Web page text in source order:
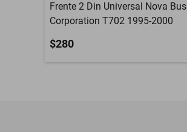
Frente 2 Din Universal Nova Bus
Corporation T702 1995-2000
$280